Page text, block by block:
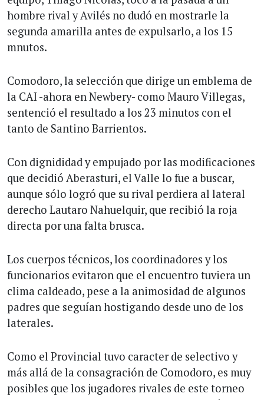
hombre rival y Avilés no dudó en mostrarle la
segunda amarilla antes de expulsarlo, a los 15
mnutos.
Comodoro, la selección que dirige un emblema de
la CAI -ahora en Newbery- como Mauro Villegas,
sentenció el resultado a los 23 minutos con el
tanto de Santino Barrientos.
Con dignididad y empujado por las modificaciones
que decidió Aberasturi, el Valle lo fue a buscar,
aunque sólo logró que su rival perdiera al lateral
derecho Lautaro Nahuelquir, que recibió la roja
directa por una falta brusca.
Los cuerpos técnicos, los coordinadores y los
funcionarios evitaron que el encuentro tuviera un
clima caldeado, pese a la animosidad de algunos
padres que seguían hostigando desde uno de los
laterales.
Como el Provincial tuvo caracter de selectivo y
más allá de la consagración de Comodoro, es muy
posibles que los jugadores rivales de este torneo